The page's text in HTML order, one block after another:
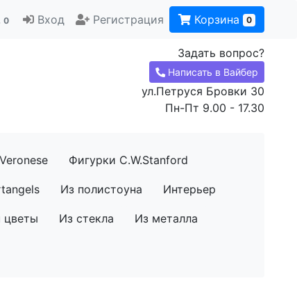
0 Вход Регистрация Корзина 0
Задать вопрос?
Написать в Вайбер
ул.Петруся Бровки 30
Пн-Пт 9.00 - 17.30
Фигурки C.W.Stanford
Из полистоуна Интерьер
цветы Из стекла Из металла